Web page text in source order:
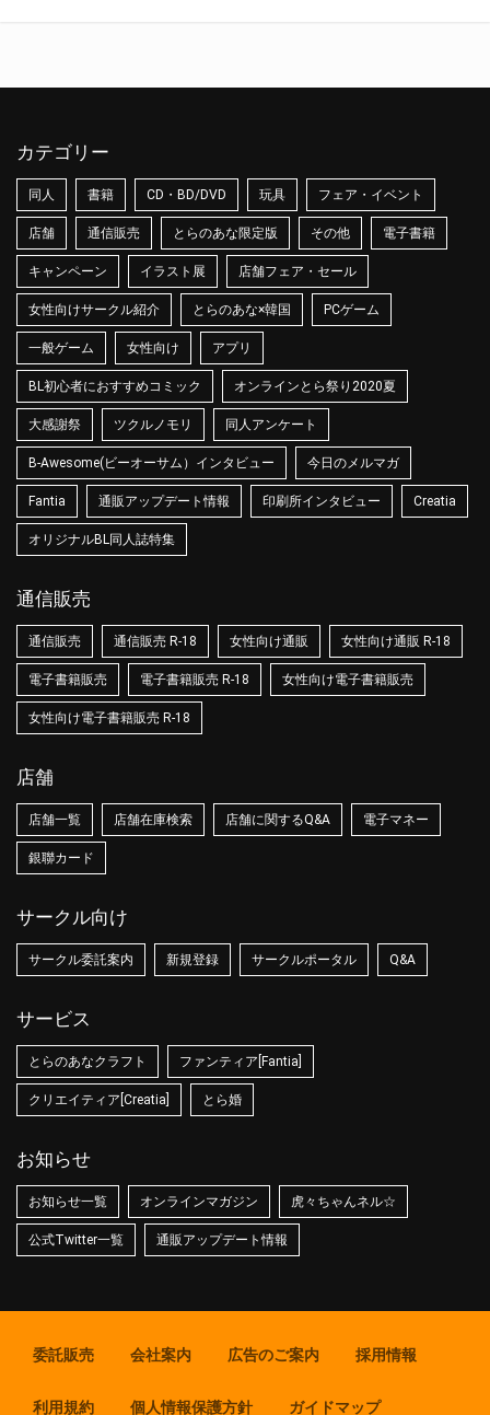
カテゴリー
同人 書籍 CD・BD/DVD 玩具 フェア・イベント
店舗 通信販売 とらのあな限定版 その他 電子書籍
キャンペーン イラスト展 店舗フェア・セール
女性向けサークル紹介 とらのあな×韓国 PCゲーム
一般ゲーム 女性向け アプリ
BL初心者におすすめコミック オンラインとら祭り2020夏
大感謝祭 ツクルノモリ 同人アンケート
B-Awesome(ビーオーサム）インタビュー 今日のメルマガ
Fantia 通販アップデート情報 印刷所インタビュー Creatia
オリジナルBL同人誌特集
通信販売
通信販売 通信販売 R-18 女性向け通販 女性向け通販 R-18
電子書籍販売 電子書籍販売 R-18 女性向け電子書籍販売
女性向け電子書籍販売 R-18
店舗
店舗一覧 店舗在庫検索 店舗に関するQ&A 電子マネー
銀聯カード
サークル向け
サークル委託案内 新規登録 サークルポータル Q&A
サービス
とらのあなクラフト ファンティア[Fantia]
クリエイティア[Creatia] とら婚
お知らせ
お知らせ一覧 オンラインマガジン 虎々ちゃんネル☆
公式Twitter一覧 通販アップデート情報
委託販売 会社案内 広告のご案内 採用情報
利用規約 個人情報保護方針 ガイドマップ